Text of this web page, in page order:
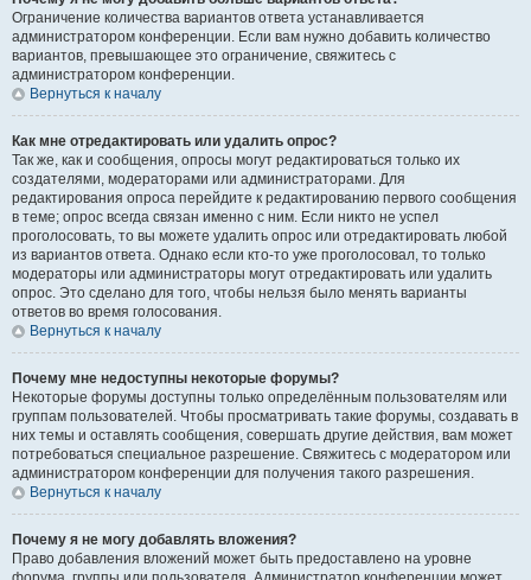
Ограничение количества вариантов ответа устанавливается
администратором конференции. Если вам нужно добавить количество
вариантов, превышающее это ограничение, свяжитесь с
администратором конференции.
Вернуться к началу
Как мне отредактировать или удалить опрос?
Так же, как и сообщения, опросы могут редактироваться только их
создателями, модераторами или администраторами. Для
редактирования опроса перейдите к редактированию первого сообщения
в теме; опрос всегда связан именно с ним. Если никто не успел
проголосовать, то вы можете удалить опрос или отредактировать любой
из вариантов ответа. Однако если кто-то уже проголосовал, то только
модераторы или администраторы могут отредактировать или удалить
опрос. Это сделано для того, чтобы нельзя было менять варианты
ответов во время голосования.
Вернуться к началу
Почему мне недоступны некоторые форумы?
Некоторые форумы доступны только определённым пользователям или
группам пользователей. Чтобы просматривать такие форумы, создавать в
них темы и оставлять сообщения, совершать другие действия, вам может
потребоваться специальное разрешение. Свяжитесь с модератором или
администратором конференции для получения такого разрешения.
Вернуться к началу
Почему я не могу добавлять вложения?
Право добавления вложений может быть предоставлено на уровне